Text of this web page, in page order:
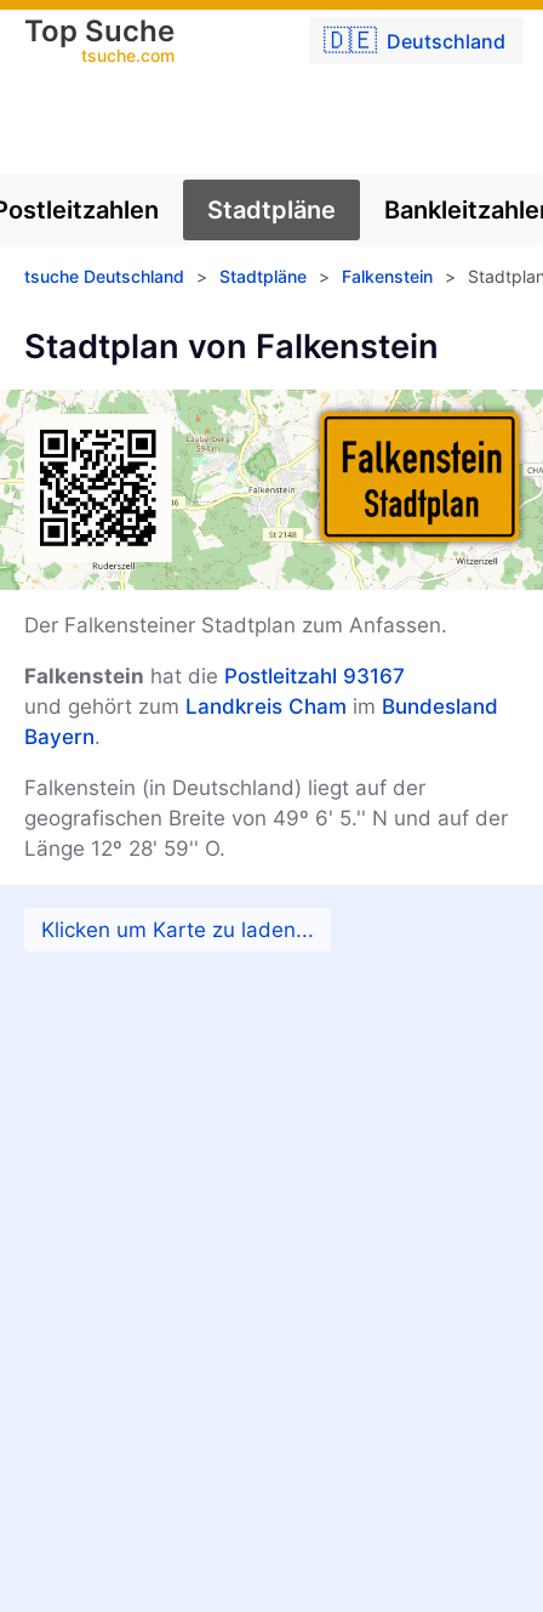
🇩🇪 Deutschland
Top Suche
tsuche.com
Stadtpläne
tsuche Deutschland > Stadtpläne > Falkenstein >
Stadtplan von Falkenstein
Der Falkensteiner Stadtplan zum Anfassen.
Falkenstein hat die Postleitzahl 93167
und gehört zum Landkreis Cham im Bundesland
Bayern.
Falkenstein (in Deutschland) liegt auf der
geografischen Breite von 49º 6' 5.'' N und auf der
Länge 12º 28' 59'' O.